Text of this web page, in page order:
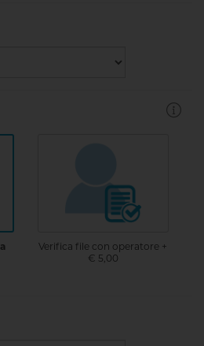
Verifica file con operatore +
€ 5,00